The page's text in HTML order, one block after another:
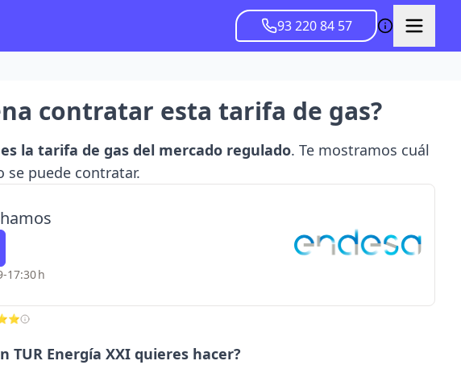
93 220 84 57
contratar esta tarifa de gas?
es la tarifa de gas del mercado regulado. Te mostramos cuál
se puede contratar.
17:30 h
TUR Energía XXI quieres hacer?